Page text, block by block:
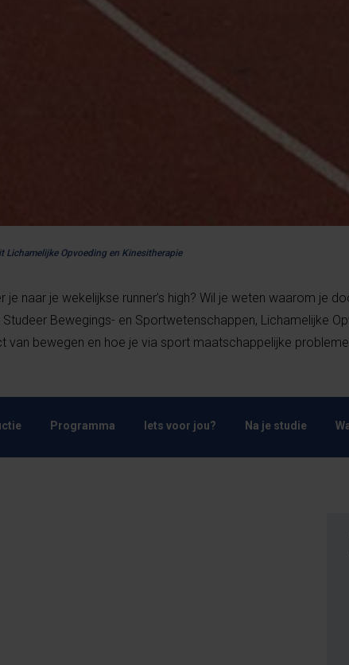
Lichamelijke Opvoeding en Kinesitherapie
je naar je wekelijkse runner’s high? Wil je weten waarom je
Studeer Bewegings- en Sportwetenschappen, Lichamelijke
van bewegen en hoe je via sport maatschappelijke
Programma Iets voor jou? Na je studie